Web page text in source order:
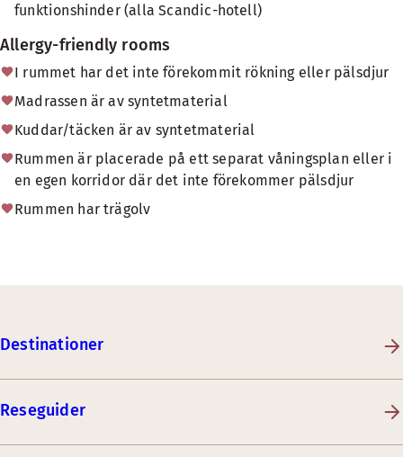
funktionshinder (alla Scandic-hotell)
Allergy-friendly rooms
I rummet har det inte förekommit rökning eller pälsdjur
Madrassen är av syntetmaterial
Kuddar/täcken är av syntetmaterial
Rummen är placerade på ett separat våningsplan eller i
en egen korridor där det inte förekommer pälsdjur
Rummen har trägolv
Destinationer
Reseguider